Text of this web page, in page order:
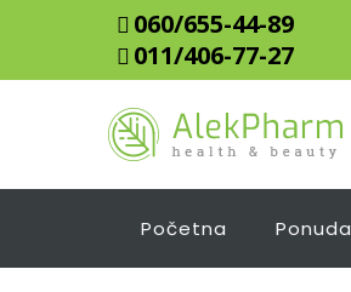
060/655-44-89
011/406-77-27
Početna Ponuda